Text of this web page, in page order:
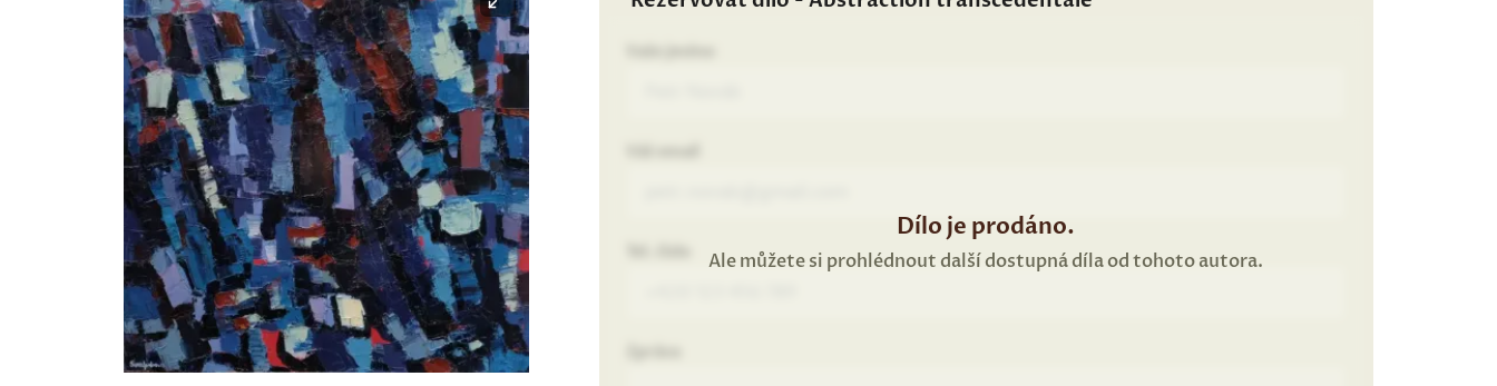
Dílo je prodáno.
Ale můžete si prohlédnout další dostupná díla od tohoto autora.